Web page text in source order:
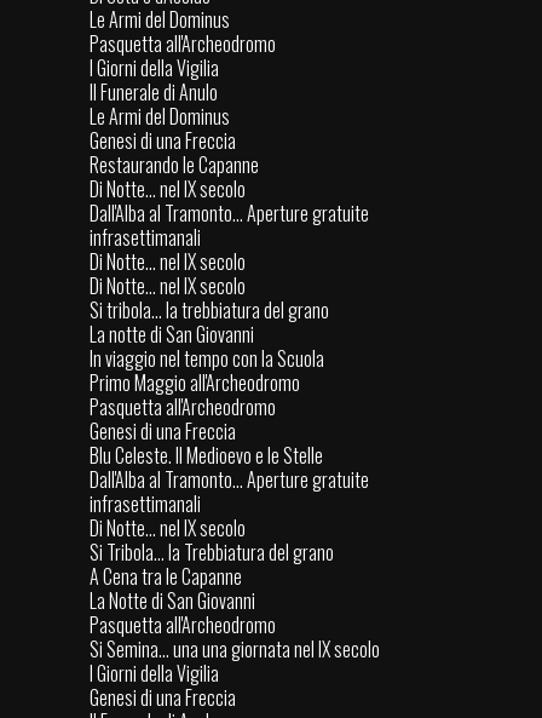
Le Armi del Dominus
Pasquetta all'Archeodromo
I Giorni della Vigilia
Il Funerale di Anulo
Le Armi del Dominus
Genesi di una Freccia
Restaurando le Capanne
Di Notte... nel IX secolo
Dall'Alba al Tramonto... Aperture gratuite
infrasettimanali
Di Notte... nel IX secolo
Di Notte... nel IX secolo
Si tribola... la trebbiatura del grano
La notte di San Giovanni
In viaggio nel tempo con la Scuola
Primo Maggio all'Archeodromo
Pasquetta all'Archeodromo
Genesi di una Freccia
Blu Celeste. Il Medioevo e le Stelle
Dall'Alba al Tramonto... Aperture gratuite
infrasettimanali
Di Notte... nel IX secolo
Si Tribola... la Trebbiatura del grano
A Cena tra le Capanne
La Notte di San Giovanni
Pasquetta all'Archeodromo
Si Semina... una una giornata nel IX secolo
I Giorni della Vigilia
Genesi di una Freccia